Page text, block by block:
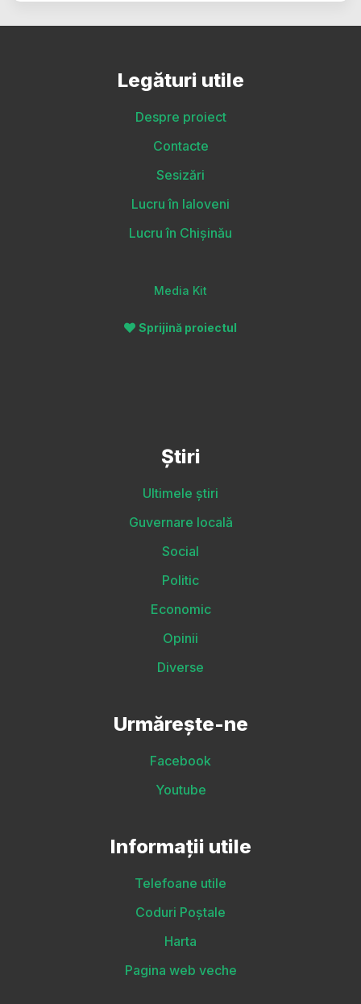
Legături utile
Despre proiect
Contacte
Sesizări
Lucru în Ialoveni
Lucru în Chișinău
Media Kit
Sprijină proiectul
Știri
Ultimele știri
Guvernare locală
Social
Politic
Economic
Opinii
Diverse
Urmărește-ne
Facebook
Youtube
Informații utile
Telefoane utile
Coduri Poștale
Harta
Pagina web veche